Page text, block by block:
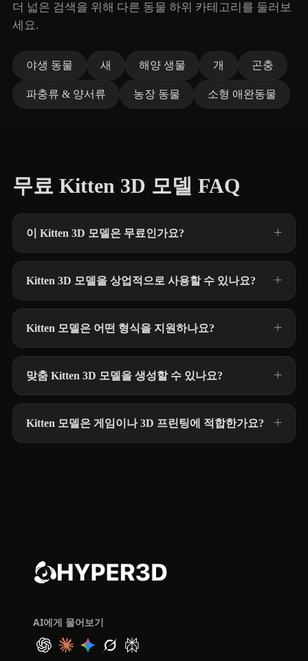
더 넓은 검색을 위해 다른 동물 하위 카테고리를 둘러보
세요.
야생 동물 새 해양 생물 개 곤충
파충류 & 양서류 농장 동물 소형 애완동물
무료 Kitten 3D 모델 FAQ
이 Kitten 3D 모델은 무료인가요?
Kitten 3D 모델을 상업적으로 사용할 수 있나요?
Kitten 모델은 어떤 형식을 지원하나요?
맞춤 Kitten 3D 모델을 생성할 수 있나요?
Kitten 모델은 게임이나 3D 프린팅에 적합한가요?
AI에게 물어보기